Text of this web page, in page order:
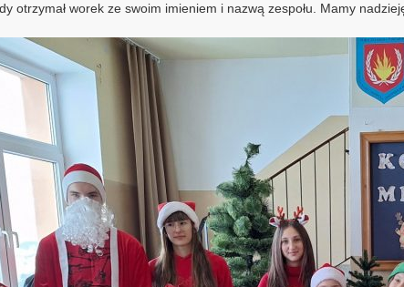
otrzymał worek ze swoim imieniem i nazwą zespołu. Mamy